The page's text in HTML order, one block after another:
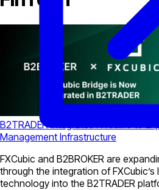
B2TRADER Integrates FXCubic to
Management Infrastructure
FXCubic and B2BROKER are
through the integration of FXCubic’s
technology into the B2TRADER